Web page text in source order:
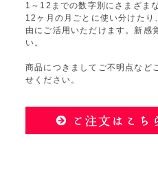
1～12までの数字別にさまざま
12ヶ月の月ごとに使い分けたり
由にご活用いただけます。新感
い。
商品につきましてご不明点など
せください。